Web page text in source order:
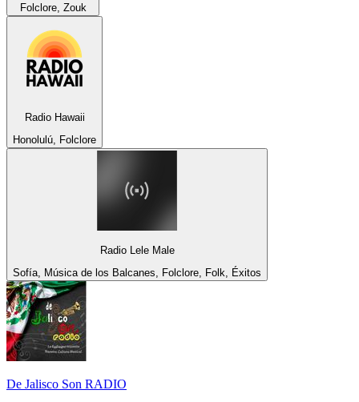
Folclore, Zouk
Radio Hawaii
Honolulú, Folclore
Radio Lele Male
Sofía, Música de los Balcanes, Folclore, Folk, Éxitos
De Jalisco Son RADIO